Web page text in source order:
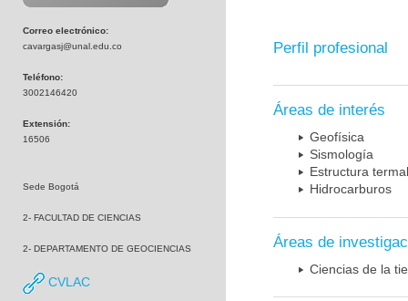
Correo electrónico:
cavargasj@unal.edu.co
Teléfono:
3002146420
Extensión:
16506
Sede Bogotá
2- FACULTAD DE CIENCIAS
2- DEPARTAMENTO DE GEOCIENCIAS
CVLAC
Perfil profesional
Áreas de interés
Geofísica
Sismología
Estructura
Hidrocarburos
Áreas de
Ciencias de la